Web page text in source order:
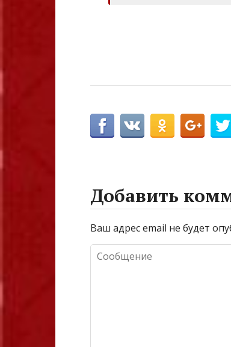
Добавить
Ваш адрес email не будет